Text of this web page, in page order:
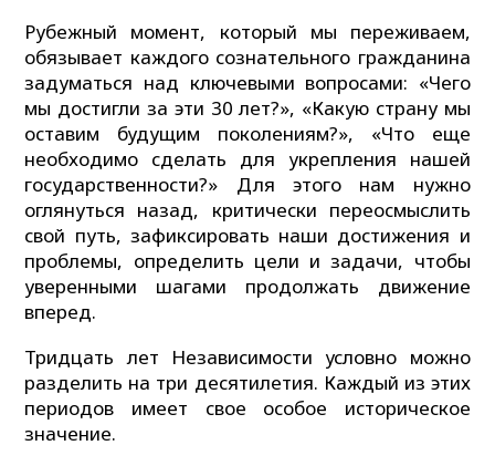
Рубежный момент, который мы переживаем,
обязывает каждого сознательного гражданина
задуматься над ключевыми вопросами: «Чего
мы достигли за эти 30 лет?», «Какую страну мы
оставим будущим поколениям?», «Что еще
необходимо сделать для укрепления нашей
государственности?» Для этого нам нужно
оглянуться назад, критически переосмыслить
свой путь, зафиксировать наши достижения и
проблемы, определить цели и задачи, чтобы
уверенными шагами продолжать движение
вперед.
Тридцать лет Независимости условно можно
разделить на три десятилетия. Каждый из этих
периодов имеет свое особое историческое
значение.